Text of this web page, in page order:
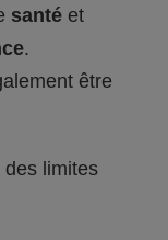
santé et
.
être
des limites